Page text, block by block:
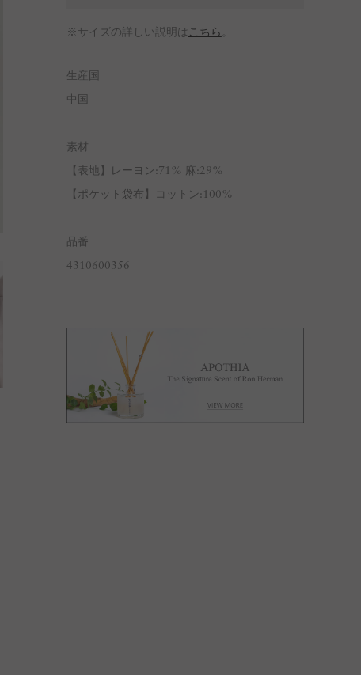
※サイズの詳しい説明は こちら
生産国
中国
素材
【表地】レーヨン:71% 麻:29%
【ポケット袋布】コットン:100%
品番
4310600356